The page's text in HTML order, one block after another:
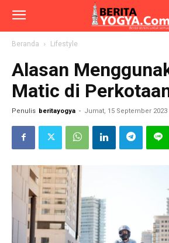
Beranda Lifestyle
Alasan
Matic di
Penulis beritayogya - Jumat, 15 September 2023